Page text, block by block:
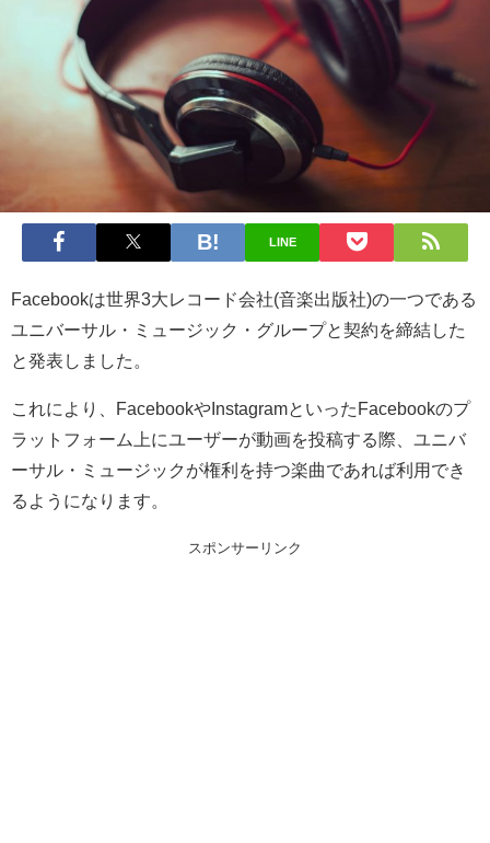
LINE
Facebookは世界3大レコード会社(音楽出版社)の一つである
ユニバーサル・ミュージック・グループと契約を締結した
と発表しました。
これにより、FacebookやInstagramといったFacebookのプ
ラットフォーム上にユーザーが動画を投稿する際、ユニバ
ーサル・ミュージックが権利を持つ楽曲であれば利用でき
るようになります。
スポンサーリンク